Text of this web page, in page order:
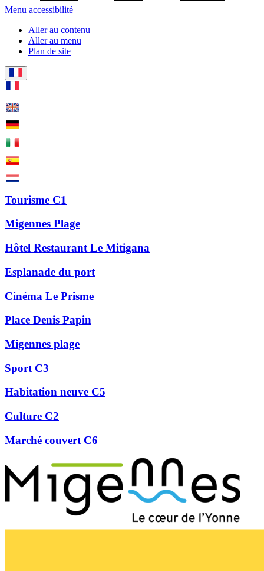
Menu accessibilité
Aller au contenu
Aller au menu
Plan de site
Tourisme C1
Migennes Plage
Hôtel Restaurant Le Mitigana
Esplanade du port
Cinéma Le Prisme
Place Denis Papin
Migennes plage
Sport C3
Habitation neuve C5
Culture C2
Marché couvert C6
Précédent
Suivant